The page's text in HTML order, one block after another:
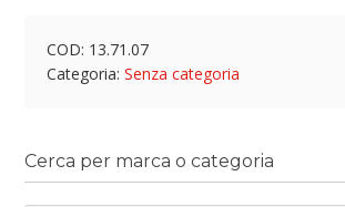
COD: 13.71.07
Categoria:Senza categoria
Cerca per marca o categoria